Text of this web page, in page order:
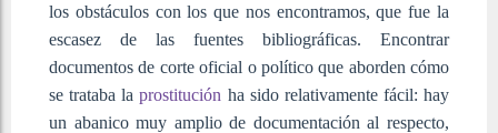
los obstáculos con los que nos encontramos, que fue la
escasez de las fuentes bibliográficas. Encontrar
documentos de corte oficial o político que aborden cómo
se trataba laprostitución ha sido relativamente fácil: hay
un abanico muy amplio de documentación al respecto,